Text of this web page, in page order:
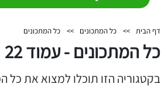
דף הבית >> כל המתכונים >> כל המתכונים
כל המתכונים - עמוד 22
בקטגוריה הזו תוכלו למצוא את כל